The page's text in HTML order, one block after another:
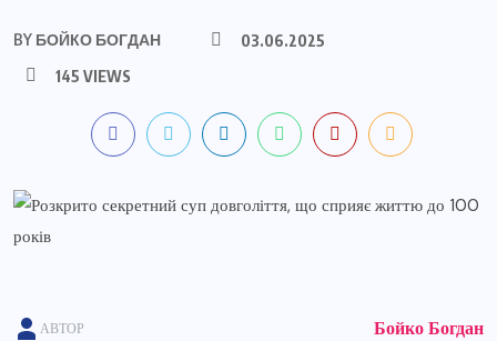
BY БОЙКО БОГДАН
03.06.2025
145 VIEWS
АВТОР Бойко Богдан